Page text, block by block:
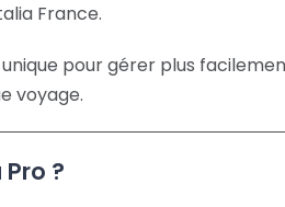
France.
unique pour gérer plus
voyage.
?